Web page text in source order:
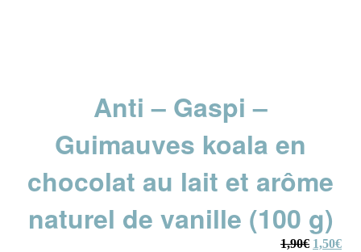
Anti – Gaspi –
Guimauves koala en
chocolat au lait et arôme
naturel de vanille (100 g)
1,90€ Le
1,50€Le